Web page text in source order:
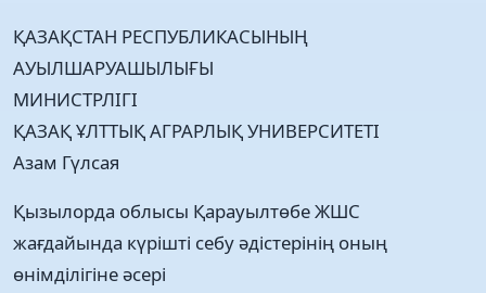
ҚАЗАҚСТАН РЕСПУБЛИКАСЫНЫҢ
АУЫЛШАРУАШЫЛЫҒЫ
МИНИСТРЛІГІ
ҚАЗАҚ ҰЛТТЫҚ АГРАРЛЫҚ УНИВЕРСИТЕТІ
Азам Гүлсая
Қызылорда облысы Қарауылтөбе ЖШС
жағдайында күрішті себу әдістерінің оның
өнімділігіне әсері